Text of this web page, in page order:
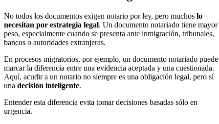
No todos los documentos exigen notario por ley, pero muchos lo
necesitan por estrategia legal. Un documento notariado tiene mayor
peso, especialmente cuando se presenta ante inmigración, tribunales,
bancos o autoridades extranjeras.
En procesos migratorios, por ejemplo, un documento notariado puede
marcar la diferencia entre una evidencia aceptada y una cuestionada.
Aquí, acudir a un notario no siempre es una obligación legal, pero sí
una decisión inteligente.
Entender esta diferencia evita tomar decisiones basadas sólo en
urgencia.